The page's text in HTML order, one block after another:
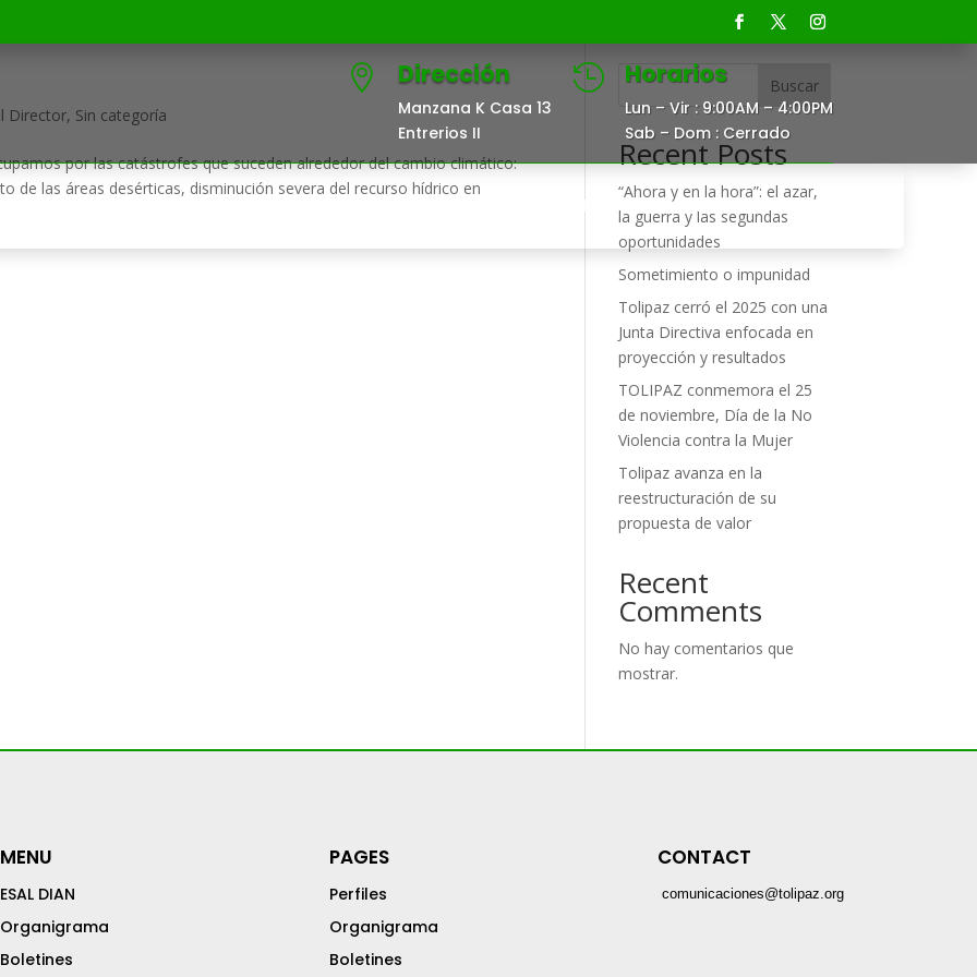
 Dirección
Manzana K Casa 13
Entrerios II
 Horarios
Lun – Vir : 9:00AM – 4:00PM
Sab – Dom : Cerrado
DOCUMENTOS CONTACTO
Director, Sin categoría
por las catástrofes que suceden alrededor del cambio climático:
de las áreas desérticas, disminución severa del recurso hídrico en
Buscar
Recent Posts
“Ahora y en la hora”: el azar,
la guerra y las segundas
oportunidades
Sometimiento o impunidad
Tolipaz cerró el 2025 con una
Junta Directiva enfocada en
proyección y resultados
TOLIPAZ conmemora el 25
de noviembre, Día de la No
Violencia contra la Mujer
Tolipaz avanza en la
reestructuración de su
propuesta de valor
Recent
Comments
No hay comentarios que
mostrar.
MENU
ESAL DIAN
Organigrama
Boletines
PAGES
Perfiles
Organigrama
Boletines
CONTACT
comunicaciones@tolipaz.org